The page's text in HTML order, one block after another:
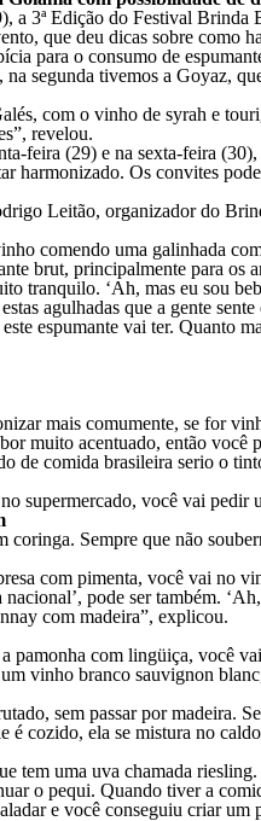
a 3ª Edição do Festival
que deu dicas sobre como
para o consumo de
segunda tivemos a Goyaz,
com o vinho de syrah e
revelou.
feira (29) e na sexta-feira
harmonizado. Os convites
Leitão, organizador do
comendo uma galinhada
brut, principalmente para os
tranquilo. ‘Ah, mas eu sou
agulhadas que a gente
espumante vai ter. Quanto
mais comumente, se for
muito acentuado, então
de comida brasileira serio o
supermercado, você vai
coringa. Sempre que não
com pimenta, você vai no
pode ser também.
com madeira”, explicou.
pamonha com lingüiça, você
vinho branco sauvignon
sem passar por madeira.
é cozido, ela se mistura no
tem uma uva chamada
o pequi. Quando tiver a
e você conseguiu criar